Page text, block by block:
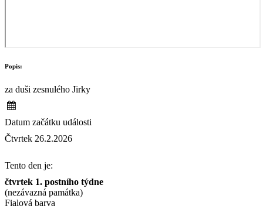
Popis:
za duši zesnulého Jirky
Datum začátku události
Čtvrtek 26.2.2026
Tento den je:
čtvrtek 1. postního týdne
(nezávazná památka)
Fialová barva